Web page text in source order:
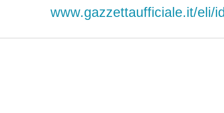
www.gazzettaufficiale.it/eli/